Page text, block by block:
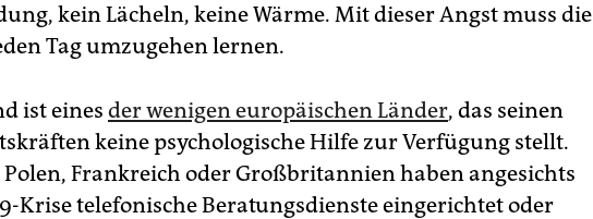
kein Lächeln, keine Wärme. Mit dieser Angst muss die
Tag umzugehen lernen.
ist eines der wenigen europäischen Länder, das seinen
keine psychologische Hilfe zur Verfügung stellt.
Frankreich oder Großbritannien haben angesichts
Krise telefonische Beratungsdienste eingerichtet oder